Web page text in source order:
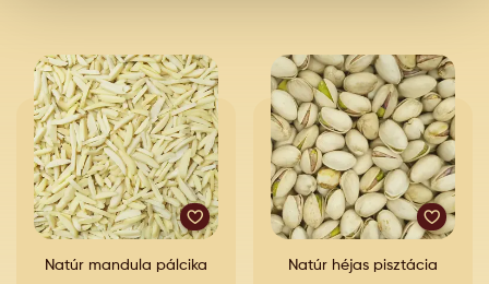
Natúr mandula pálcika Natúr héjas pisztácia